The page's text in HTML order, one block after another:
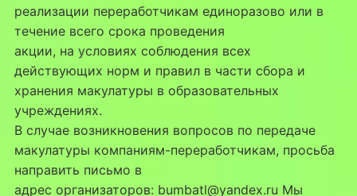
реализации переработчикам единоразово или в
течение всего срока проведения
акции, на условиях соблюдения всех
действующих норм и правил в части сбора и
хранения макулатуры в образовательных
учреждениях.
В случае возникновения вопросов по передаче
макулатуры компаниям-переработчикам, просьба
направить письмо в
адрес организаторов: bumbatl@yandex.ru Мы